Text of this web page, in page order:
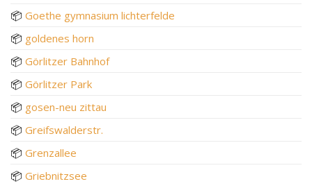
📦 Goethe gymnasium lichterfelde
📦 goldenes horn
📦 Görlitzer Bahnhof
📦 Görlitzer Park
📦 gosen-neu zittau
📦 Greifswalderstr.
📦 Grenzallee
📦 Griebnitzsee